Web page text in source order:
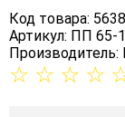
Код товара: 5638
Артикул: ПП 65-
Производитель:
☆ ☆ ☆ ☆